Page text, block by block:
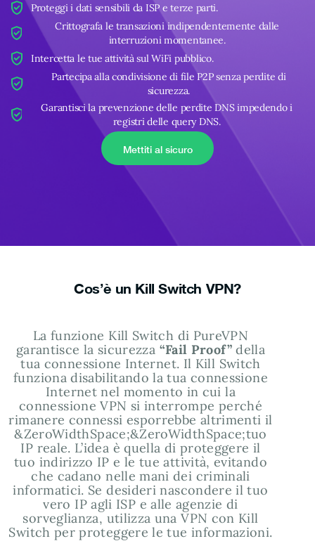
Proteggi i dati sensibili da ISP e terze parti.
Crittografa le transazioni indipendentemente dalle
interruzioni momentanee.
Intercetta le tue attività sul WiFi pubblico.
Partecipa alla condivisione di file P2P senza perdite di
sicurezza.
Garantisci la prevenzione delle perdite DNS impedendo i
registri delle query DNS.
Mettiti al sicuro
Cos’è un Kill Switch VPN?
La funzione Kill Switch di PureVPN
garantisce la sicurezza “Fail Proof”della
tua connessione Internet. Il Kill Switch
funziona disabilitando la tua connessione
Internet nel momento in cui la
connessione VPN si interrompe perché
rimanere connessi esporrebbe altrimenti il
&ZeroWidthSpace;&ZeroWidthSpace;tuo
IP reale. L’idea è quella di proteggere il
tuo indirizzo IP e le tue attività, evitando
che cadano nelle mani dei criminali
informatici. Se desideri nascondere il tuo
vero IP agli ISP e alle agenzie di
sorveglianza, utilizza una VPN con Kill
Switch per proteggere le tue informazioni.